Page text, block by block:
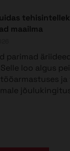
maailma
parimad
loo algus